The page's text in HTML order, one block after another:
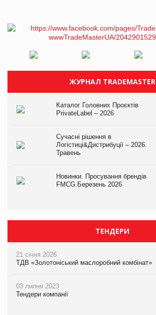
ЖУРНАЛ TRADEMASTER
Каталог Головних Проєктів
PrivateLabel – 2026
Сучасні рішення в
Логістиці&Дистрибуції – 2026.
Травень
Новинки. Просування брендів
FMCG.Березень 2026
ТЕНДЕРИ
21 січня 2026
ТДВ «Золотоніський маслоробний комбінат»
03 липня 2023
Тендери компанії